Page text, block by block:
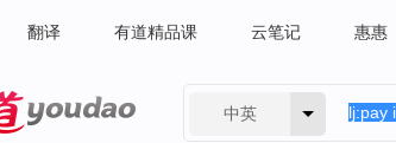
翻译 有道精品课 云笔记 惠惠
中英